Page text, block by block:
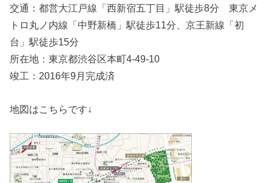
交通：都営大江戸線「西新宿五丁目」駅徒歩8分 東京メ
トロ丸ノ内線「中野新橋」駅徒歩11分、京王新線「初
台」駅徒歩15分
所在地：東京都渋谷区本町4-49-10
竣工：2016年9月完成済
地図はこちらです↓